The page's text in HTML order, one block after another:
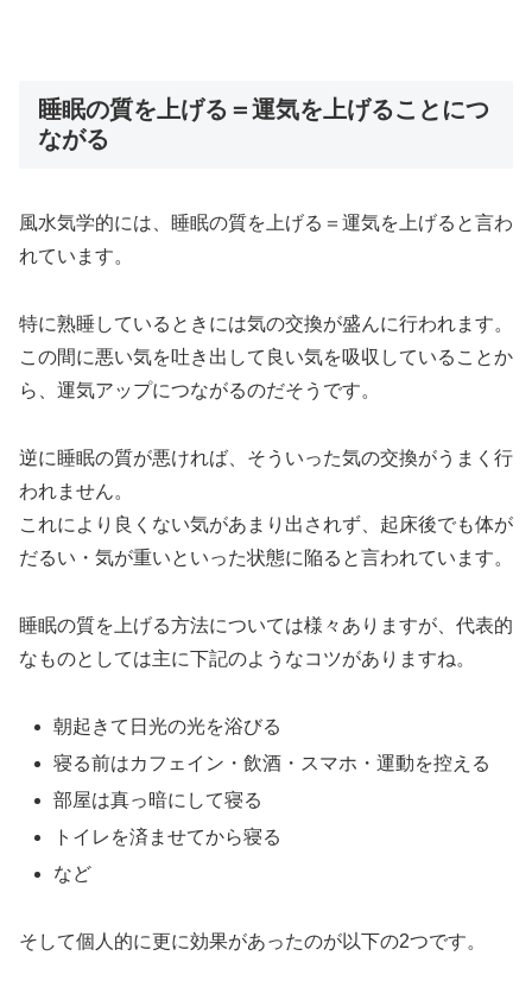
睡眠の質を上げる＝運気を上げることにつ
ながる
風水気学的には、睡眠の質を上げる＝運気を上げると言わ
れています。
特に熟睡しているときには気の交換が盛んに行われます。
この間に悪い気を吐き出して良い気を吸収していることか
ら、運気アップにつながるのだそうです。
逆に睡眠の質が悪ければ、そういった気の交換がうまく行
われません。
これにより良くない気があまり出されず、起床後でも体が
だるい・気が重いといった状態に陥ると言われています。
睡眠の質を上げる方法については様々ありますが、代表的
なものとしては主に下記のようなコツがありますね。
朝起きて日光の光を浴びる
寝る前はカフェイン・飲酒・スマホ・運動を控える
部屋は真っ暗にして寝る
トイレを済ませてから寝る
など
そして個人的に更に効果があったのが以下の2つです。